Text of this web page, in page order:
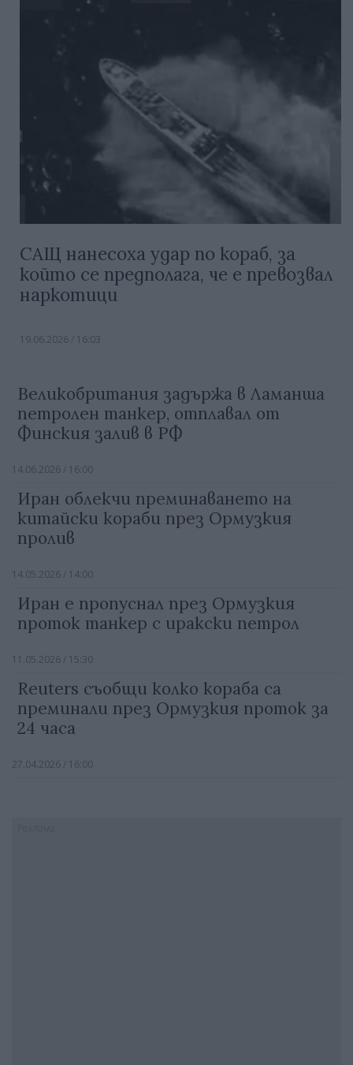
САЩ нанесоха удар по кораб, за
който се предполага, че е превозвал
наркотици
19.06.2026 / 16:03
Великобритания задържа в Ламанша
петролен танкер, отплавал от
Финския залив в РФ
14.06.2026 / 16:00
Иран облекчи преминаването на
китайски кораби през Ормузкия
пролив
14.05.2026 / 14:00
Иран е пропуснал през Ормузкия
проток танкер с иракски петрол
11.05.2026 / 15:30
Reuters съобщи колко кораба са
преминали през Ормузкия проток за
24 часа
27.04.2026 / 16:00